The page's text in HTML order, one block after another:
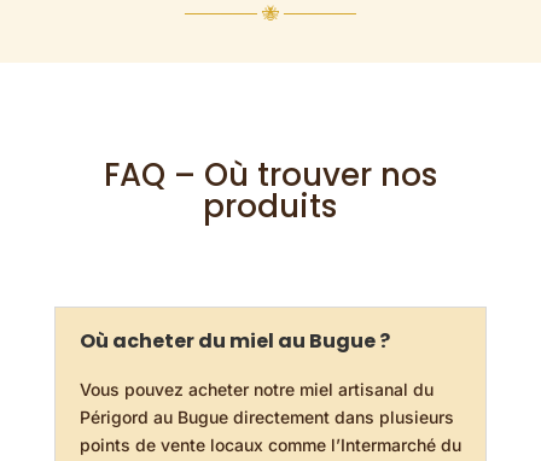
────── 🐝 ──────
FAQ – Où trouver nos
produits
Où acheter du miel au Bugue ?
Vous pouvez acheter notre miel artisanal du
Périgord au Bugue directement dans plusieurs
points de vente locaux comme l’Intermarché du